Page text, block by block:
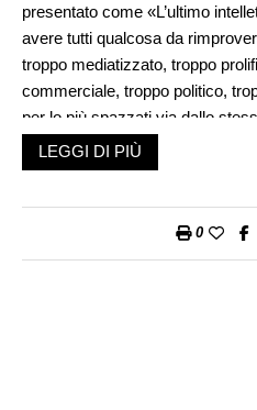
presentato come «L’ultimo
avere tutti qualcosa da
troppo mediatizzato, troppo
commerciale, troppo politico,
per lo più spazzati via dallo
certo i salti mortali – non si è
dal successo e neppure si è
LEGGI DI PIÙ
0